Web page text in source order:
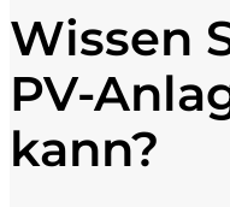
Wissen
PV-
kann?